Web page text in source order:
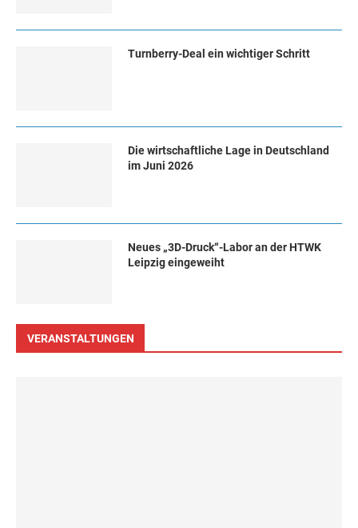
Turn­ber­ry-Deal ein wich­ti­ger Schritt
Die wirtschaftliche Lage in Deutschland
im Juni 2026
Neues „3D-Druck“-Labor an der HTWK
Leipzig eingeweiht
VERANSTALTUNGEN